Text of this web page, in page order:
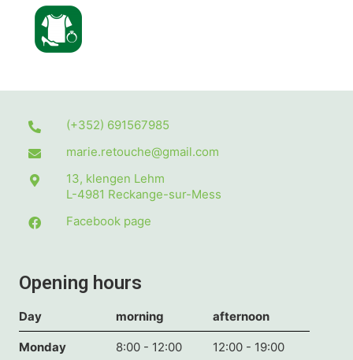
(+352) 691567985
marie.retouche@gmail.com
13, klengen Lehm
L-4981 Reckange-sur-Mess
Facebook page
Opening hours
Day morning afternoon
Monday 8:00 - 12:00
12:00 - 19:00